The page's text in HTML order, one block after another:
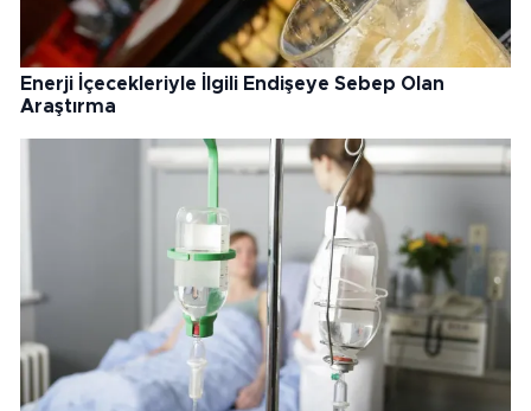
Enerji İçecekleriyle İlgili Endişeye Sebep Olan
Araştırma